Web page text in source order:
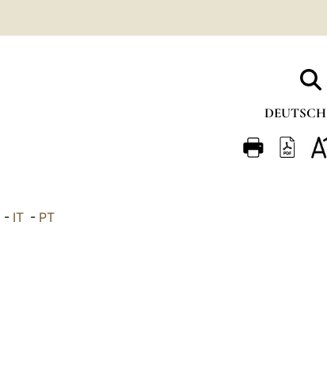
DEUTSCH
FRANÇAIS
IT- PT